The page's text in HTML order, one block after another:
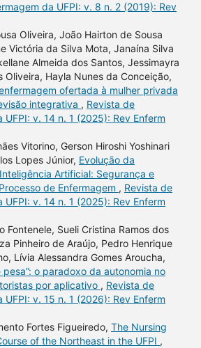
da UFPI: v. 8 n. 2 (2019): Rev
Oliveira, João Hairton de Sousa
Victória da Silva Mota, Janaína Silva
Almeida dos Santos, Jessimayra
Oliveira, Hayla Nunes da Conceição,
ofertada à mulher privada
integrativa , Revista de
UFPI: v. 14 n. 1 (2025): Rev Enferm
Vitorino, Gerson Hiroshi Yoshinari
Lopes Júnior, Evolução da
Artificial: Segurança e
de Enfermagem , Revista de
UFPI: v. 14 n. 1 (2025): Rev Enferm
Fontenele, Sueli Cristina Ramos dos
Pinheiro de Araújo, Pedro Henrique
Lívia Alessandra Gomes Aroucha,
o paradoxo da autonomia no
por aplicativo , Revista de
UFPI: v. 15 n. 1 (2026): Rev Enferm
Fortes Figueiredo, The Nursing
of the Northeast in the UFPI ,